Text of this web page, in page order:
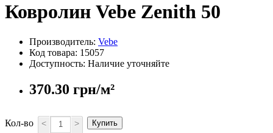
Ковролин Vebe Zenith 50
Производитель: Vebe
Код товара: 15057
Доступность: Наличие уточняйте
370.30 грн/м²
Кол-во < > Купить